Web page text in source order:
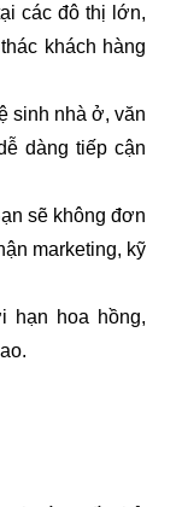
các đô thị lớn,
khách hàng
sinh nhà ở, văn
dàng tiếp cận
sẽ không đơn
marketing, kỹ
hạn hoa hồng,